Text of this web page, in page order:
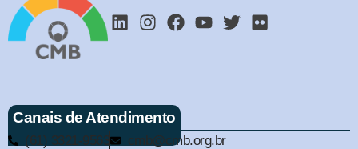
Canais de Atendimento
(61) 3321-9563 cmb@cmb.org.br